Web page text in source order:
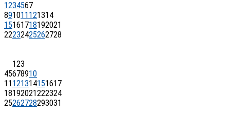
1234567
891011 121314
15161718192021
22232425262728
123
45678910
11 121314151617
18192021222324
25262728293031